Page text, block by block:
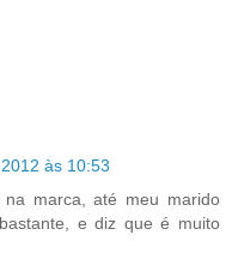
às 10:53
marca, até meu marido
e diz que é muito